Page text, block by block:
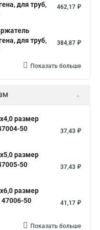
для труб,
462,17 ₽
для труб,
384,87 ₽
Показать больше
размер
50
37,43 ₽
размер
50
37,43 ₽
размер
50
41,17 ₽
Показать больше